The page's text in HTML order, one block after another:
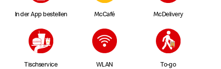
In der App bestellen McCafé McDelivery
Tischservice WLAN To-go